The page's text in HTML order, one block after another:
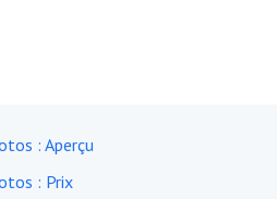
: Aperçu
: Prix